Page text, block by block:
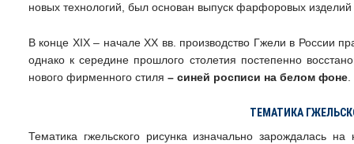
новых технологий, был основан выпуск фарфоровых
В конце XIX – начале XX вв. производство Гжели в России
однако к середине прошлого столетия постепенно
нового фирменного стиля – синей росписи на белом фоне.
ТЕМАТИКА
Тематика гжельского рисунка изначально зарождалась